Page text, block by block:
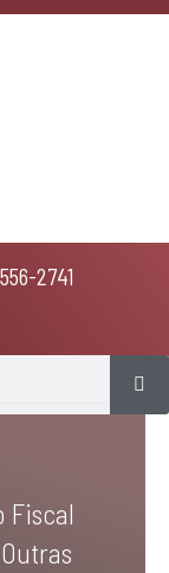
2741
Fiscal